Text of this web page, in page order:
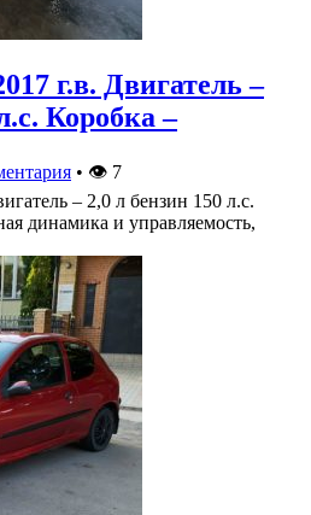
г.в. Двигатель –
Коробка –
• 👁 7
– 2,0 л бензин 150 л.с.
динамика и управляемость,